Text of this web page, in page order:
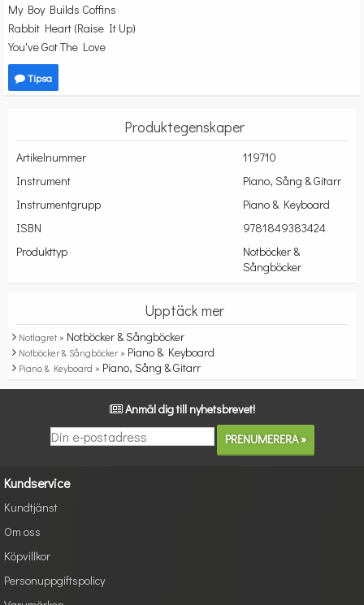
My Boy Builds Coffins
Rabbit Heart (Raise It Up)
You've Got The Love
Tipsa
Produktegenskaper
Artikelnummer
119710
Instrument
Piano, Sång & Gitarr
Instrumentgrupp
Piano & Keyboard
ISBN
9781849383424
Produkttyp
Notböcker &
Sångböcker
Upptäck mer
Notlagret » Notböcker & Sångböcker
Notböcker & Sångböcker » Piano & Keyboard
Piano & Keyboard » Piano, Sång & Gitarr
Anmäl dig till nyhetsbrevet!
Kundservice
Kundtjänst
Om oss
Köpvillkor
Personuppgiftspolicy